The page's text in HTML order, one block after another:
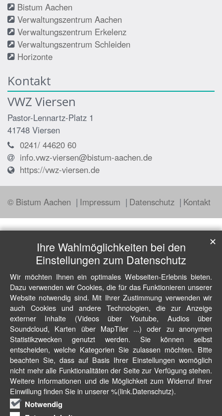
Bistum Aachen
Verwaltungszentrum Aachen
Verwaltungszentrum Erkelenz
Verwaltungszentrum Schleiden
Horizonte
Kontakt
VWZ Viersen
Pastor-Lennartz-Platz 1
41748 Viersen
0241/ 44620 60
info.vwz-viersen@bistum-aachen.de
https://vwz-viersen.de
© Bistum Aachen Impressum Datenschutz Kontakt
Ihre Wahlmöglichkeiten bei den
Einstellungen zum Datenschutz
Wir möchten Ihnen ein optimales Webseiten-Erlebnis bieten.
Dazu verwenden wir Cookies, die für das Funktionieren unserer
Website notwendig sind. Mit Ihrer Zustimmung verwenden wir
auch Cookies und andere Technologien, die zur Anzeige
externer Inhalte (Videos über Youtube, Audios über
Soundcloud, Karten über MapTiler ...) oder zu anonymen
Statistikzwecken genutzt werden. Sie können selbst
entscheiden, welche Kategorien Sie zulassen möchten. Bitte
beachten Sie, dass auf Basis Ihrer Einstellungen womöglich
nicht mehr alle Funktionalitäten der Seite zur Verfügung stehen.
Weitere Informationen und die Möglichkeit zum Widerruf Ihrer
Einwillung finden Sie in unserer %(link.Datenschutz).
Notwendig
✕